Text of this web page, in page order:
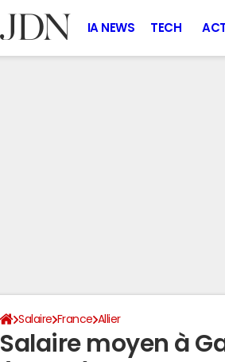
IA NEWS TECH
Salaire France Allier
Salaire moyen à